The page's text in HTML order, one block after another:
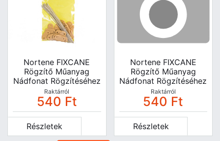
Nortene FIXCANE
Rögzítő Műanyag
Nádfonat Rögzítéséhez
- 26 Db - Bambusz -
147152
Raktárról
540 Ft
Részletek
Nortene FIXCANE
Rögzítő Műanyag
Nádfonat Rögzítéséhez
- 26 Db - Barna -
2012165
Raktárról
540 Ft
Részletek